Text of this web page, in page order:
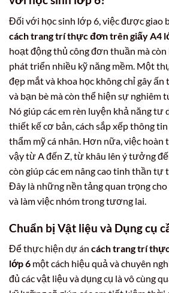
Đối với học sinh lớp 6, việc được giao
cách trang trí thực đơn trên giấy A4
hoạt động thủ công đơn thuần mà còn
phát triển nhiều kỹ năng mềm. Một
đẹp mắt và khoa học không chỉ gây
và bạn bè mà còn thể hiện sự nghiêm
Nó giúp các em rèn luyện khả năng tư
thiết kế cơ bản, cách sắp xếp thông
thẩm mỹ cá nhân. Hơn nữa, việc
vậy từ A đến Z, từ khâu lên ý tưởng
còn giúp các em nâng cao tinh thần tự
Đây là những nền tảng quan trọng
và làm việc nhóm trong tương lai.
Chuẩn bị Vật liệu và Dụng cụ
Để thực hiện dự án cách trang trí
lớp 6 một cách hiệu quả và chuyên
đủ các vật liệu và dụng cụ là vô cùng